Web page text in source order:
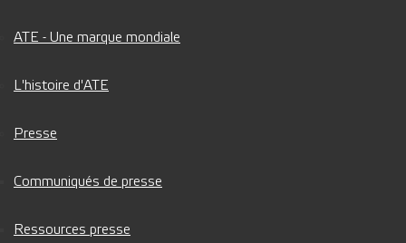
ATE - Une marque mondiale
L'histoire d'ATE
Presse
Communiqués de presse
Ressources presse